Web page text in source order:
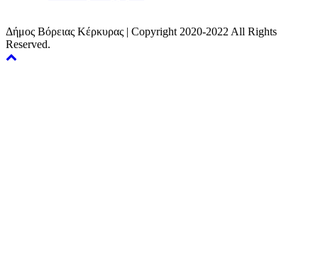
Δήμος Βόρειας Κέρκυρας | Copyright 2020-2022 All Rights
Reserved.